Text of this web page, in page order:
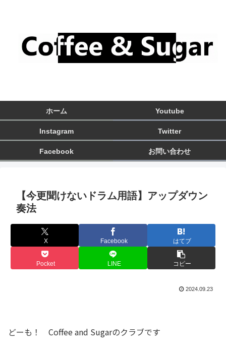
ホーム Youtube
Instagram Twitter
Facebook お問い合わせ
【今更聞けないドラム用語】アップダウン
奏法
X Facebook はてブ
Pocket LINE コピー
2024.09.23
どーも！ Coffee and Sugarのクラブです